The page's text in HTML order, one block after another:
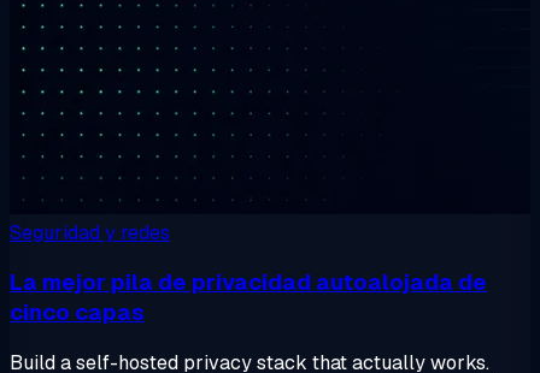
Seguridad y redes
La mejor pila de privacidad autoalojada de
cinco capas
Build a self-hosted privacy stack that actually works.